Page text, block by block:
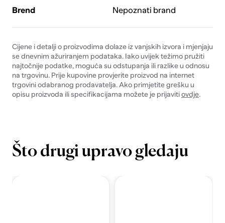
Brend Nepoznati brand
Cijene i detalji o proizvodima dolaze iz vanjskih izvora i mjenjaju
se dnevnim ažuriranjem podataka. Iako uvijek težimo pružiti
najtočnije podatke, moguća su odstupanja ili razlike u odnosu
na trgovinu. Prije kupovine provjerite proizvod na internet
trgovini odabranog prodavatelja. Ako primjetite grešku u
opisu proizvoda ili specifikacijama možete je prijavitiovdje.
Što drugi upravo gledaju